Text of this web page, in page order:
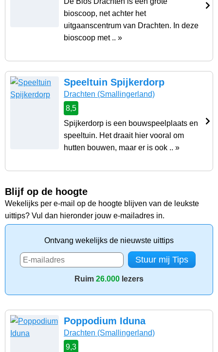
bioscoop, net achter het
uitgaanscentrum van Drachten. In deze
bioscoop met .. »
Speeltuin Spijkerdorp
Drachten (Smallingerland)
8,5
Spijkerdorp is een bouwspeelplaats en
speeltuin. Het draait hier vooral om
hutten bouwen, maar er is ook .. »
Blijf op de hoogte
Wekelijks per e-mail op de hoogte blijven van de leukste
uittips? Vul dan hieronder jouw e-mailadres in.
Ontvang wekelijks de nieuwste uittips
Ruim 26.000 lezers
Poppodium Iduna
Drachten (Smallingerland)
9,3